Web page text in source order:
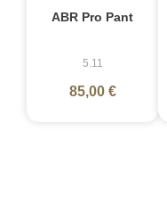
ABR Pro Pant
5.11
85,00 €